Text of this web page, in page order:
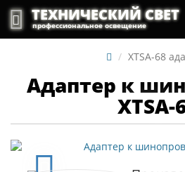
ТЕХНИЧЕСКИЙ СВЕТ
профессиональное освещение
XTSA-68
Адаптер к
XTSA-